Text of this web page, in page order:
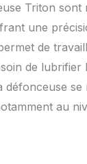
Triton sont
une
de
de
au